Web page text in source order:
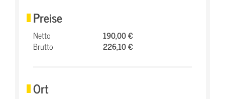
Preise
Netto
190,00 €
Brutto
226,10 €
Ort